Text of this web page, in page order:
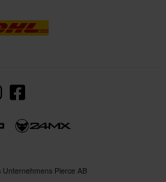
Unternehmens Pierce AB